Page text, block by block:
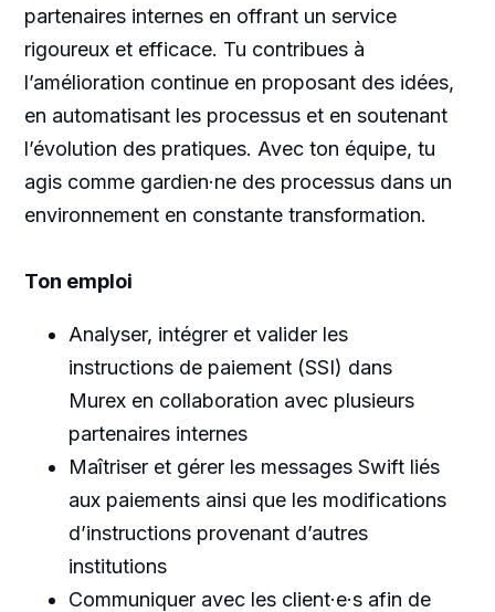
partenaires internes en offrant un service
rigoureux et efficace. Tu contribues à
l’amélioration continue en proposant des idées,
en automatisant les processus et en soutenant
l’évolution des pratiques. Avec ton équipe, tu
agis comme gardien·ne des processus dans un
environnement en constante transformation.
Ton emploi
Analyser, intégrer et valider les
instructions de paiement (SSI) dans
Murex en collaboration avec plusieurs
partenaires internes
Maîtriser et gérer les messages Swift liés
aux paiements ainsi que les modifications
d’instructions provenant d’autres
institutions
Communiquer avec les client·e·s afin de